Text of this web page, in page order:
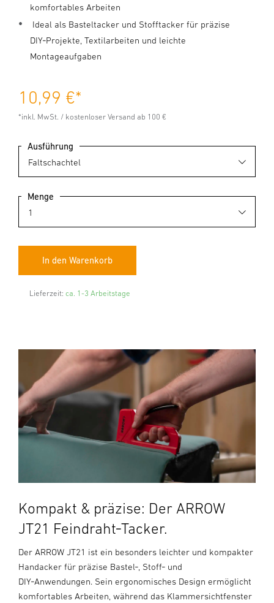
komfortables Arbeiten
Ideal als Basteltacker und Stofftacker für präzise
DIY‑Projekte, Textilarbeiten und leichte
Montageaufgaben
10,99 €*
*inkl. MwSt. / kostenloser Versand ab 100 €
Ausführung
Menge
Lieferzeit: ca. 1-3 Arbeitstage
Kompakt & präzise: Der ARROW
JT21 Feindraht‑Tacker.
Der ARROW JT21 ist ein besonders leichter und kompakter
Handacker für präzise Bastel‑, Stoff‑ und
DIY‑Anwendungen. Sein ergonomisches Design ermöglicht
komfortables Arbeiten, während das Klammersichtfenster